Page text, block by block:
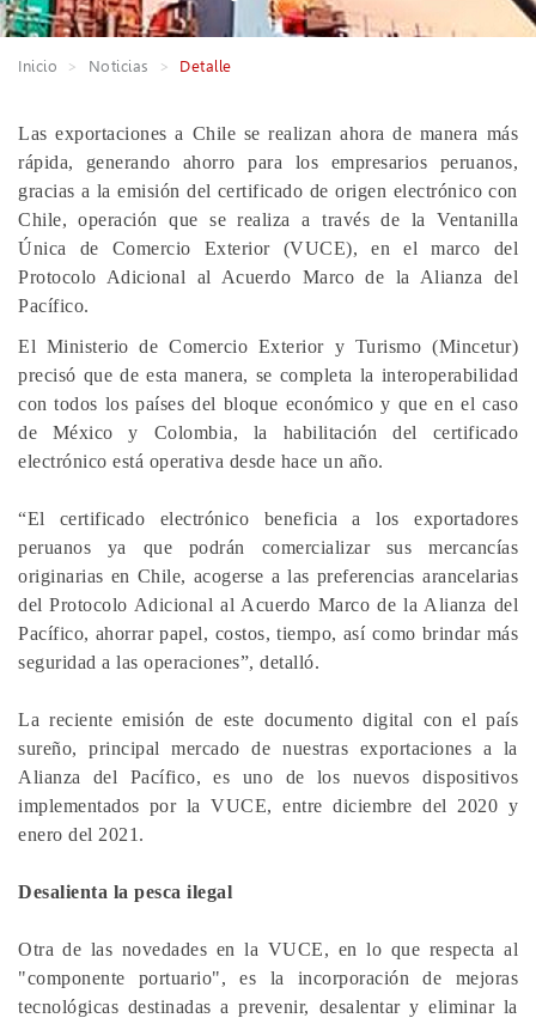
Inicio Noticias Detalle
Las exportaciones a Chile se realizan ahora de manera más
rápida, generando ahorro para los empresarios peruanos,
gracias a la emisión del certificado de origen electrónico con
Chile, operación que se realiza a través de la Ventanilla
Única de Comercio Exterior (VUCE), en el marco del
Protocolo Adicional al Acuerdo Marco de la Alianza del
Pacífico.
El Ministerio de Comercio Exterior y Turismo (Mincetur)
precisó que de esta manera, se completa la interoperabilidad
con todos los países del bloque económico y que en el caso
de México y Colombia, la habilitación del certificado
electrónico está operativa desde hace un año.
“El certificado electrónico beneficia a los exportadores
peruanos ya que podrán comercializar sus mercancías
originarias en Chile, acogerse a las preferencias arancelarias
del Protocolo Adicional al Acuerdo Marco de la Alianza del
Pacífico, ahorrar papel, costos, tiempo, así como brindar más
seguridad a las operaciones”, detalló.
La reciente emisión de este documento digital con el país
sureño, principal mercado de nuestras exportaciones a la
Alianza del Pacífico, es uno de los nuevos dispositivos
implementados por la VUCE, entre diciembre del 2020 y
enero del 2021.
Desalienta la pesca ilegal
Otra de las novedades en la VUCE, en lo que respecta al
"componente portuario", es la incorporación de mejoras
tecnológicas destinadas a prevenir, desalentar y eliminar la